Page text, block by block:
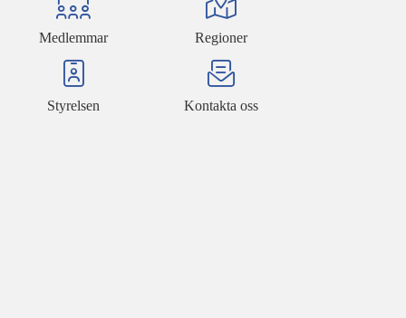
Medlemmar Regioner
Styrelsen Kontakta oss